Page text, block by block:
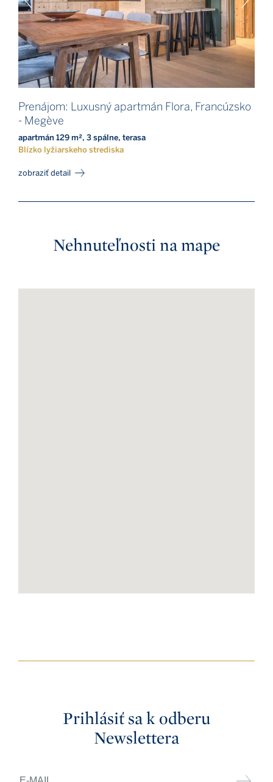
Prenájom: Luxusný apartmán Flora, Francúzsko
- Megève
apartmán 129 m², 3 spálne, terasa
Blízko lyžiarskeho strediska
zobraziť detail
Nehnuteľnosti na mape
Prihlásiť sa k odberu
Newslettera